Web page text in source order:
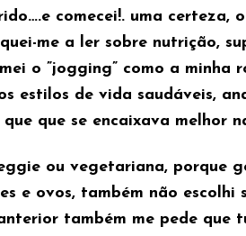
comecei!. uma certeza,
me a ler sobre nutrição,
o ”jogging” como a minha
estilos de vida saudáveis,
que se encaixava melhor
ou vegetariana, porque
e ovos, também não escolhi
também me pede que